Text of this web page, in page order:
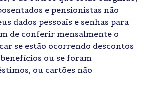
e pensionistas não
dados pessoais e senhas para
de conferir mensalmente o
se estão ocorrendo descontos
ou se foram
ou cartões não